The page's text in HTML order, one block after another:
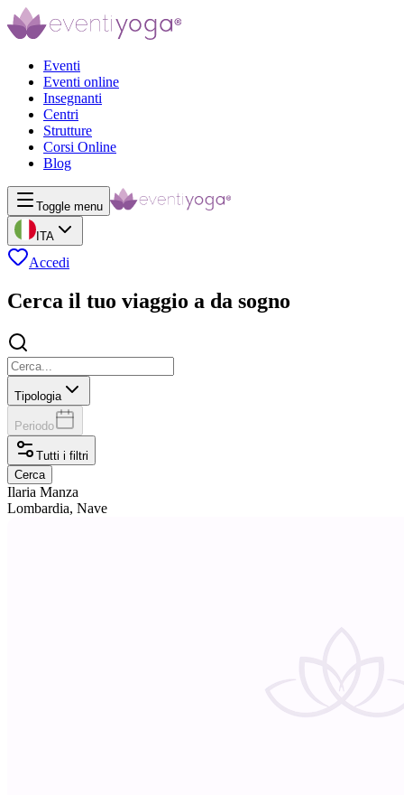
Eventi
Eventi online
Insegnanti
Centri
Strutture
Corsi Online
Blog
Toggle menu
ITA
Accedi
Cerca il tuo viaggio a da sogno
Tipologia
Periodo
Tutti i filtri
Cerca
Ilaria Manza
Lombardia, Nave